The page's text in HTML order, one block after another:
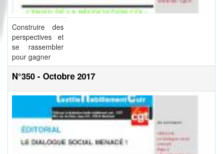
Construire des
perspectives et
se rassembler
pour gagner
N°350 - Octobre 2017